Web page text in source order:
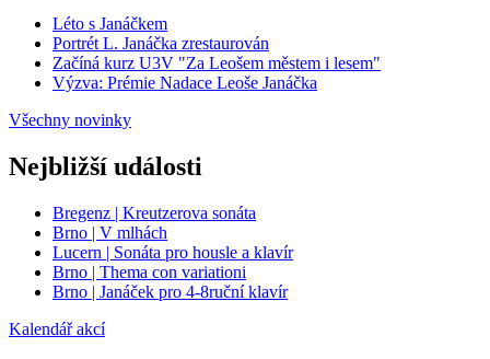
Léto s Janáčkem
Portrét L. Janáčka zrestaurován
Začíná kurz U3V "Za Leošem městem i lesem"
Výzva: Prémie Nadace Leoše Janáčka
Všechny novinky
Nejbližší události
Bregenz | Kreutzerova sonáta
Brno | V mlhách
Lucern | Sonáta pro housle a klavír
Brno | Thema con variationi
Brno | Janáček pro 4-8ruční klavír
Kalendář akcí